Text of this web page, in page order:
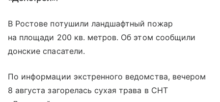
В Ростове потушили ландшафтный пожар
на площади 200 кв. метров. Об этом сообщили
донские спасатели.
По информации экстренного ведомства, вечером
8 августа загорелась сухая трава в СНТ